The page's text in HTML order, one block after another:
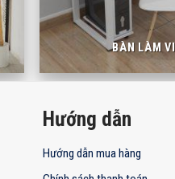
BÀN LÀM
Hướng dẫn
Hướng dẫn mua hàng